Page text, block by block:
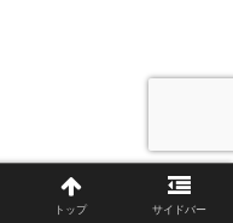
トップ サイドバー